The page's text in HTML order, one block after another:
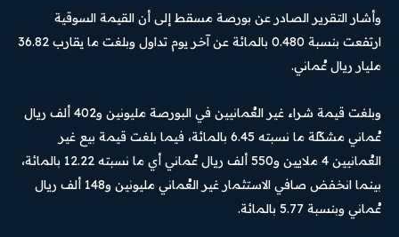
وأشار التقرير الصادر عن بورصة مسقط إلى أن القيمة السوقية
ارتفعت بنسبة 0.480 بالمائة عن آخر يوم تداول وبلغت ما يقارب 36.82
مليار ريال عُماني.
وبلغت قيمة شراء غير العُمانيين في البورصة مليونين و402 ألف ريال
عُماني مشكّلة ما نسبته 6.45 بالمائة، فيما بلغت قيمة بيع غير
العُمانيين 4 ملايين و550 ألف ريال عُماني أي ما نسبته 12.22 بالمائة،
بينما انخفض صافي الاستثمار غير العُماني مليونين و148 ألف ريال
عُماني وبنسبة 5.77 بالمائة.